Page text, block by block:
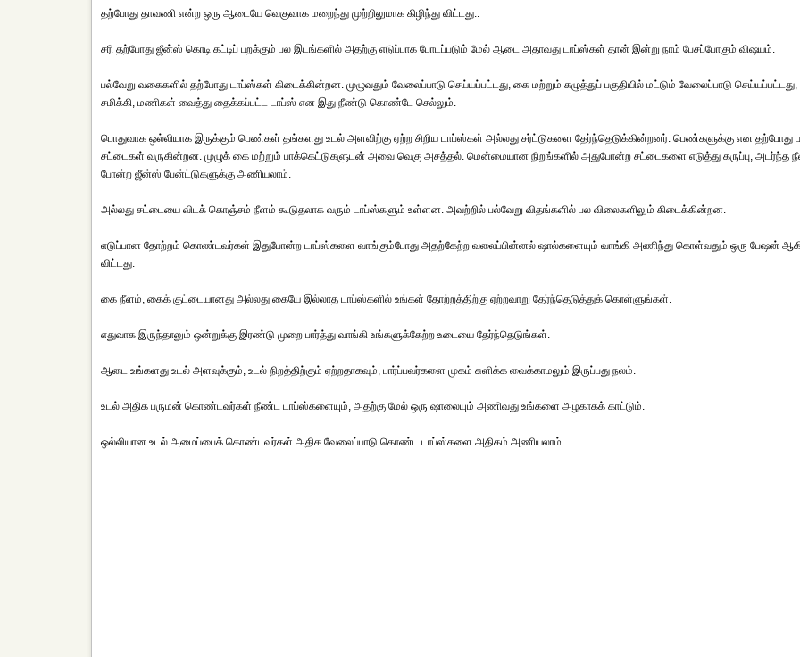
தற்போது தாவணி என்ற ஒரு ஆடையே வெகுவாக மறைந்து முற்றிலுமாக கிழிந்து விட்டது..
சரி தற்போது ஜீன்ஸ் கொடி கட்டிப் பறக்கும் பல இடங்களில் அதற்கு எடுப்பாக போடப்படும் மேல் ஆடை அதாவது டாப்ஸ்கள் தான் இன்று நாம் பேசப்போகும் விஷயம்.
பல்வேறு வகைகளில் தற்போது டாப்ஸ்கள் கிடைக்கின்றன. முழுவதும் வேலைப்பாடு செய்யப்பட்டது, கை மற்றும் கழுத்துப் பகுதியில் மட்டும் வேலைப்பாடு செய்யப்பட்டது,
சமிக்கி, மணிகள் வைத்து தைக்கப்பட்ட டாப்ஸ் என இது நீண்டு கொண்டே செல்லும்.
பொதுவாக ஒல்லியாக இருக்கும் பெண்கள் தங்களது உடல் அளவிற்கு ஏற்ற சிறிய டாப்ஸ்கள் அல்லது சர்ட்டுகளை தேர்ந்தெடுக்கின்றனர். பெண்களுக்கு என தற்போது
சட்டைகள் வருகின்றன. முழுக் கை மற்றும் பாக்கெட்டுகளுடன் அவை வெகு அசத்தல். மென்மையான நிறங்களில் அதுபோன்ற சட்டைகளை எடுத்து கருப்பு, அடர்ந்த
போன்ற ஜீன்ஸ் பேன்ட்டுகளுக்கு அணியலாம்.
அல்லது சட்டையை விடக் கொஞ்சம் நீளம் கூடுதலாக வரும் டாப்ஸ்களும் உள்ளன. அவற்றில் பல்வேறு விதங்களில் பல விலைகளிலும் கிடைக்கின்றன.
எடுப்பான தோற்றம் கொண்டவர்கள் இதுபோன்ற டாப்ஸ்களை வாங்கும்போது அதற்கேற்ற வலைப்பின்னல் ஷால்களையும் வாங்கி அணிந்து கொள்வதும் ஒரு பேஷன்
விட்டது.
கை நீளம், கைக் குட்டையானது அல்லது கையே இல்லாத டாப்ஸ்களில் உங்கள் தோற்றத்திற்கு ஏற்றவாறு தேர்ந்தெடுத்துக் கொள்ளுங்கள்.
எதுவாக இருந்தாலும் ஒன்றுக்கு இரண்டு முறை பார்த்து வாங்கி உங்களுக்கேற்ற உடையை தேர்ந்தெடுங்கள்.
ஆடை உங்களது உடல் அளவுக்கும், உடல் நிறத்திற்கும் ஏற்றதாகவும், பார்ப்பவர்களை முகம் சுளிக்க வைக்காமலும் இருப்பது நலம்.
உடல் அதிக பருமன் கொண்டவர்கள் நீண்ட டாப்ஸ்களையும், அதற்கு மேல் ஒரு ஷாலையும் அணிவது உங்களை அழகாகக் காட்டும்.
ஒல்லியான உடல் அமைப்பைக் கொண்டவர்கள் அதிக வேலைப்பாடு கொண்ட டாப்ஸ்களை அதிகம் அணியலாம்.